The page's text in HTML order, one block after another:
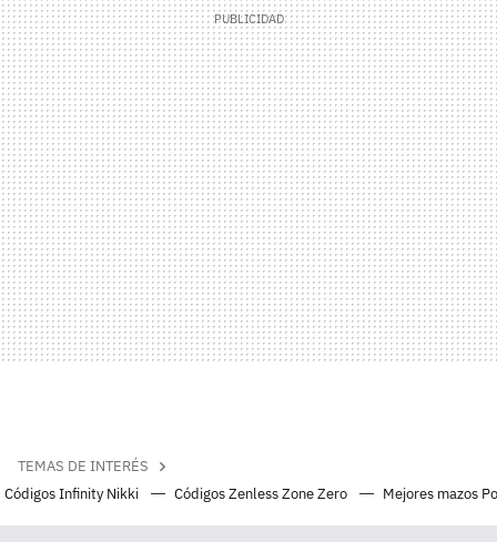
TEMAS DE INTERÉS
Códigos Infinity Nikki
Códigos Zenless Zone Zero Mejores mazos